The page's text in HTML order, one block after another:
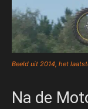
Beeld uit 2014, het
Na de